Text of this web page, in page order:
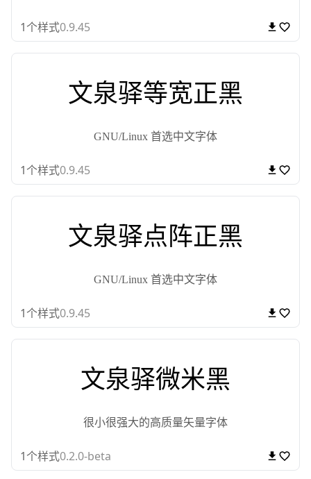
1个样式0.9.45
文泉驿等宽正黑
GNU/Linux 首选中文字体
1个样式0.9.45
文泉驿点阵正黑
GNU/Linux 首选中文字体
1个样式0.9.45
文泉驿微米黑
很小很强大的高质量矢量字体
1个样式0.2.0-beta